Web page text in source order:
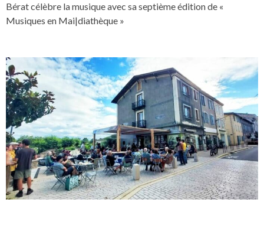
Bérat célèbre la musique avec sa septième édition de «
Musiques en Mai|diathèque »